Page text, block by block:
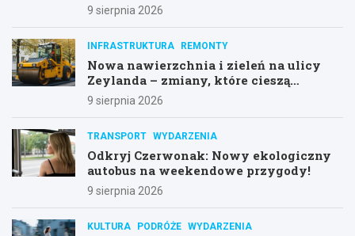
9 sierpnia 2026
INFRASTRUKTURA REMONTY
Nowa nawierzchnia i zieleń na ulicy
Zeylanda – zmiany, które cieszą
mieszkańców
9 sierpnia 2026
TRANSPORT WYDARZENIA
Odkryj Czerwonak: Nowy ekologiczny
autobus na weekendowe przygody!
9 sierpnia 2026
KULTURA PODRÓŻE WYDARZENIA